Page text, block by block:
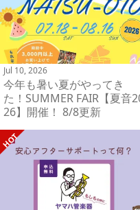
Jul 10, 2026
今年も暑い夏がやってき
た！SUMMER FAIR【夏音
26】開催！ 8/8更新